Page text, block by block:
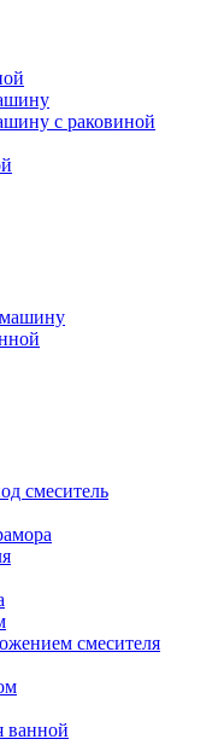
с раковиной
смеситель
смесителя
ванной